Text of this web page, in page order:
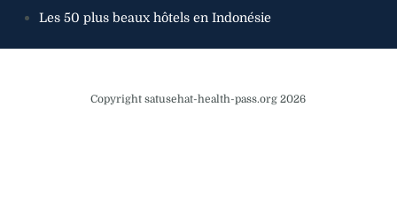
Les 50 plus beaux hôtels en Indonésie
Copyright satusehat-health-pass.org 2026